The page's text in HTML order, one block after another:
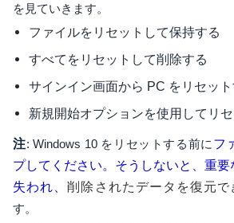
を見ていきます。
ファイルをリセットして保持する
すべてをリセットして削除する
サインイン画面から PC をリセット
新規開始オプションを使用してリ
注: Windows 10 をリセットする前に フ
プしてください。そうしないと、重
失われ、削除されたデータを復元で
す。